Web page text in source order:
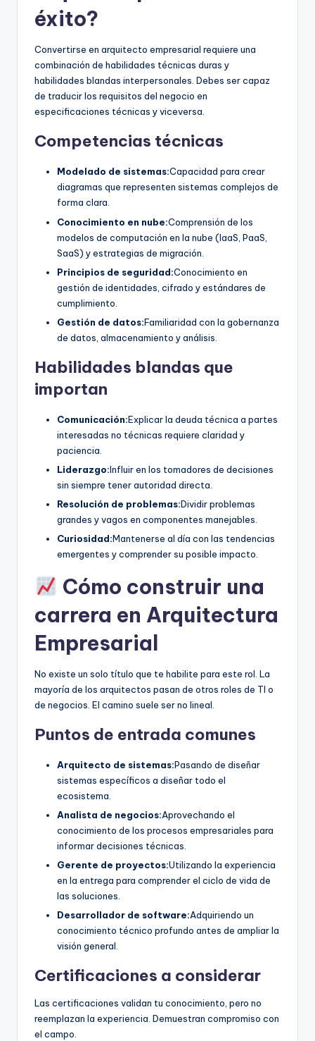
éxito?
Convertirse en arquitecto empresarial requiere una
combinación de habilidades técnicas duras y
habilidades blandas interpersonales. Debes ser capaz
de traducir los requisitos del negocio en
especificaciones técnicas y viceversa.
Competencias técnicas
Modelado de sistemas:Capacidad para crear
diagramas que representen sistemas complejos de
forma clara.
Conocimiento en nube:Comprensión de los
modelos de computación en la nube (IaaS, PaaS,
SaaS) y estrategias de migración.
Principios de seguridad:Conocimiento en
gestión de identidades, cifrado y estándares de
cumplimiento.
Gestión de datos:Familiaridad con la gobernanza
de datos, almacenamiento y análisis.
Habilidades blandas que
importan
Comunicación:Explicar la deuda técnica a partes
interesadas no técnicas requiere claridad y
paciencia.
Liderazgo:Influir en los tomadores de decisiones
sin siempre tener autoridad directa.
Resolución de problemas:Dividir problemas
grandes y vagos en componentes manejables.
Curiosidad:Mantenerse al día con las tendencias
emergentes y comprender su posible impacto.
Cómo construir una
carrera en Arquitectura
Empresarial
No existe un solo título que te habilite para este rol. La
mayoría de los arquitectos pasan de otros roles de TI o
de negocios. El camino suele ser no lineal.
Puntos de entrada comunes
Arquitecto de sistemas:Pasando de diseñar
sistemas específicos a diseñar todo el
ecosistema.
Analista de negocios:Aprovechando el
conocimiento de los procesos empresariales para
informar decisiones técnicas.
Gerente de proyectos:Utilizando la experiencia
en la entrega para comprender el ciclo de vida de
las soluciones.
Desarrollador de software:Adquiriendo un
conocimiento técnico profundo antes de ampliar la
visión general.
Certificaciones a considerar
Las certificaciones validan tu conocimiento, pero no
reemplazan la experiencia. Demuestran compromiso con
el campo.